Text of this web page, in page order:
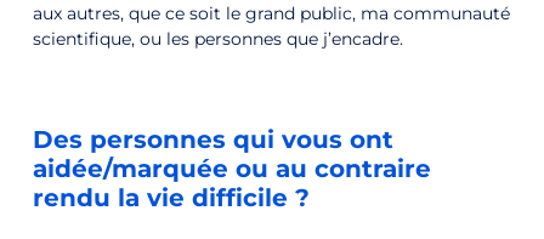
aux autres, que ce soit le grand public, ma communauté
scientifique, ou les personnes que j’encadre.
Des personnes qui vous ont
aidée/marquée ou au contraire
rendu la vie difficile ?